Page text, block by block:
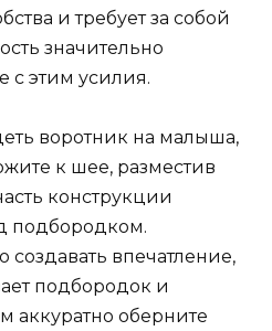
и требует за собой
значительно
с этим усилия.
воротник на малыша,
к шее, разместив
конструкции
подбородком.
создавать впечатление,
подбородок и
аккуратно оберните